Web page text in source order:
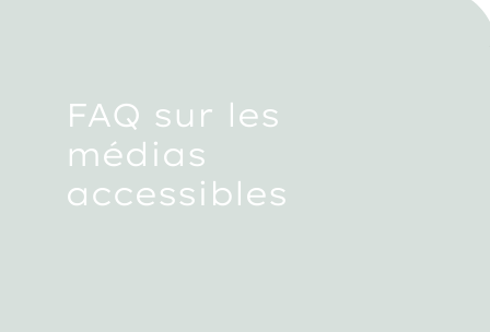
FAQ sur les
médias
accessibles